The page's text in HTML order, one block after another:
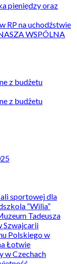
pieniędzy oraz
RP na uchodźstwie
WSPÓLNA
z budżetu
z budżetu
sportowej dla
“Wilia”
Tadeusza
Szwajcarii
Polskiego w
Łotwie
w Czechach